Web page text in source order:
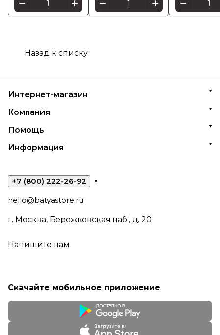
Назад к списку
Интернет-магазин
Компания
Помощь
Информация
+7 (800) 222-26-92
hello@batyastore.ru
г. Москва, Бережковская наб., д. 20
Напишите нам
Скачайте мобильное приложение